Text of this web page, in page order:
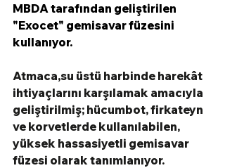
MBDA tarafından geliştirilen
"Exocet" gemisavar füzesini
kullanıyor.
Atmaca,su üstü harbinde harekât
ihtiyaçlarını karşılamak amacıyla
geliştirilmiş; hücumbot, firkateyn
ve korvetlerde kullanılabilen,
yüksek hassasiyetli gemisavar
füzesi olarak tanımlanıyor.